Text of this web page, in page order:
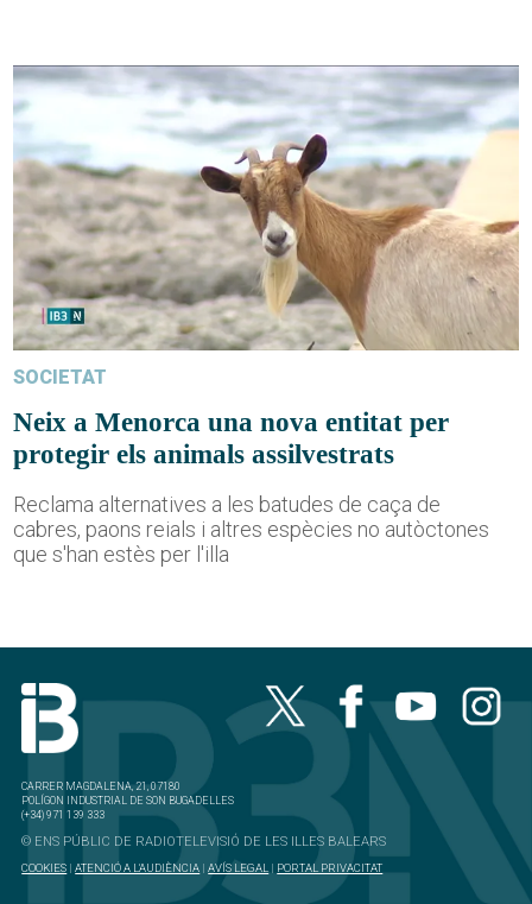
SOCIETAT
Neix a Menorca una nova entitat per
protegir els animals assilvestrats
Reclama alternatives a les batudes de caça de
cabres, paons reials i altres espècies no autòctones
que s'han estès per l'illa
CARRER MAGDALENA, 21, 07180
POLÍGON INDUSTRIAL DE SON BUGADELLES
(+34) 971 139 333
© ENS PÚBLIC DE RADIOTELEVISIÓ DE LES ILLES BALEARS
COOKIES |ATENCIÓ A L'AUDIÈNCIA |AVÍS LEGAL | PORTAL PRIVACITAT